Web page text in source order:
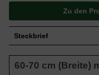
Zu den
Steckbrief
Wuchshöhe bis zu 70
Blüte
60-70 cm (Breite)